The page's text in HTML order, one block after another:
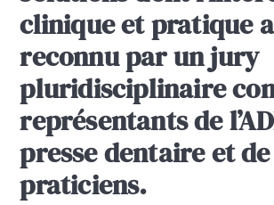
clinique et pratique
reconnu par un jury
pluridisciplinaire
représentants de
presse dentaire et de
praticiens.